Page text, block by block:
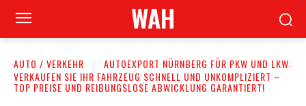
WAH
AUTO / VERKEHR
AUTOEXPORT NÜRNBERG FÜR PKW UND LKW:
VERKAUFEN SIE IHR FAHRZEUG SCHNELL UND UNKOMPLIZIERT –
TOP PREISE UND REIBUNGSLOSE ABWICKLUNG GARANTIERT!